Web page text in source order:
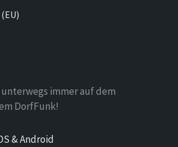
immer auf dem
DorfFunk!
& Android